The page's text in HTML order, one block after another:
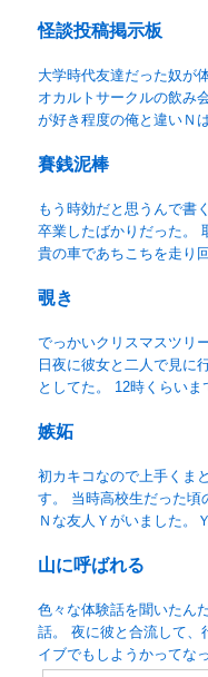
怪談投稿掲示板
大学時代友達だった奴が
オカルトサークルの飲み
が好き程度の俺と違いＮ
賽銭泥棒
もう時効だと思うんで書
卒業したばかりだった。
貴の車であちこちを走り
覗き
でっかいクリスマスツリ
日夜に彼女と二人で見に
としてた。 12時くらい
嫉妬
初カキコなので上手くま
す。 当時高校生だった頃
Ｎな友人Ｙがいました。
山に呼ばれる
色々な体験話を聞いたん
話。 夜に彼と合流して、
イブでもしようかってな